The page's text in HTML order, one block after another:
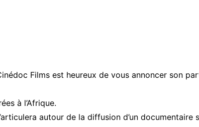
Films est heureux de vous annoncer son
à l’Afrique.
autour de la diffusion d’un documentaire